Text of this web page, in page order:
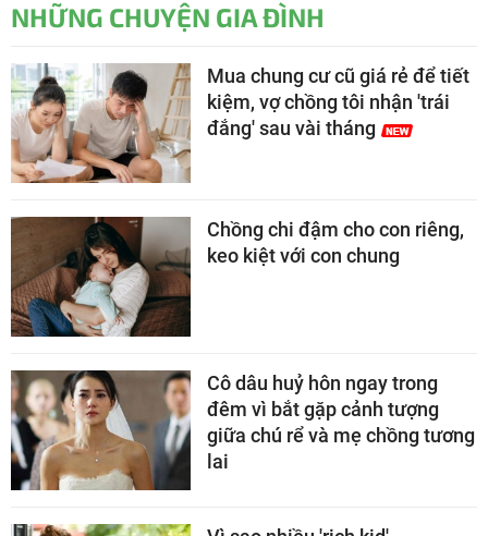
NHỮNG CHUYỆN GIA ĐÌNH
Mua chung cư cũ giá rẻ để tiết
kiệm, vợ chồng tôi nhận 'trái
đắng' sau vài tháng
Chồng chi đậm cho con riêng,
keo kiệt với con chung
Cô dâu huỷ hôn ngay trong
đêm vì bắt gặp cảnh tượng
giữa chú rể và mẹ chồng tương
lai